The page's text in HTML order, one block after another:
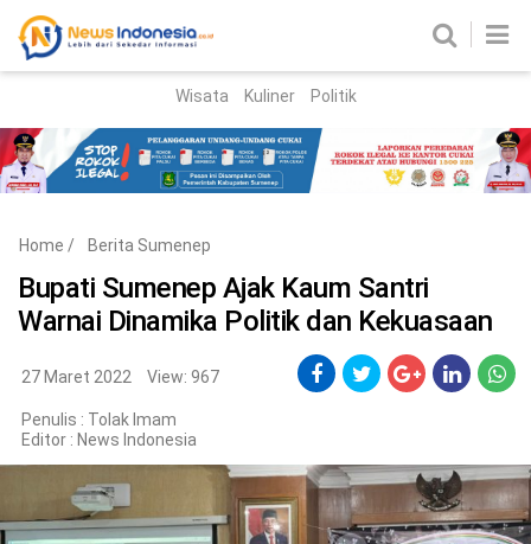
Parlemen
Nasional
Peristiwa
Hukum Kriminal
Korupsi
Politik
Wisata Kuliner Politik
Home / Berita Sumenep
Bupati Sumenep Ajak Kaum Santri
Warnai Dinamika Politik dan Kekuasaan
27 Maret 2022 View: 967
Penulis : Tolak Imam
Editor : News Indonesia